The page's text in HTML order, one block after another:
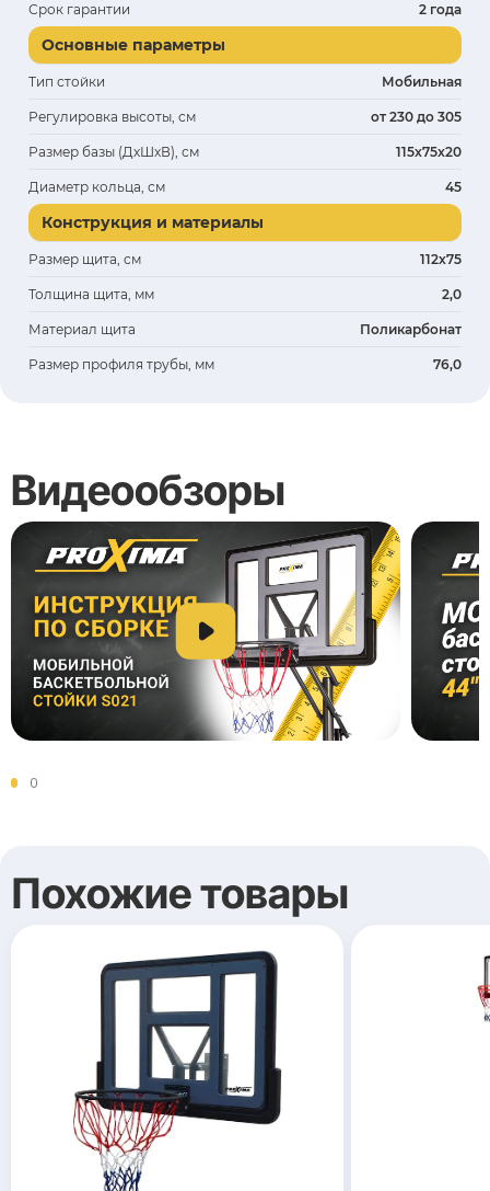
Срок гарантии 2 года
Основные параметры
Тип стойки Мобильная
Регулировка высоты, см от 230 до 305
Размер базы (ДхШхВ), см 115x75x20
Диаметр кольца, см 45
Конструкция и материалы
Размер щита, см 112х75
Толщина щита, мм 2,0
Материал щита Поликарбонат
Размер профиля трубы, мм 76,0
Видеообзоры
Похожие товары